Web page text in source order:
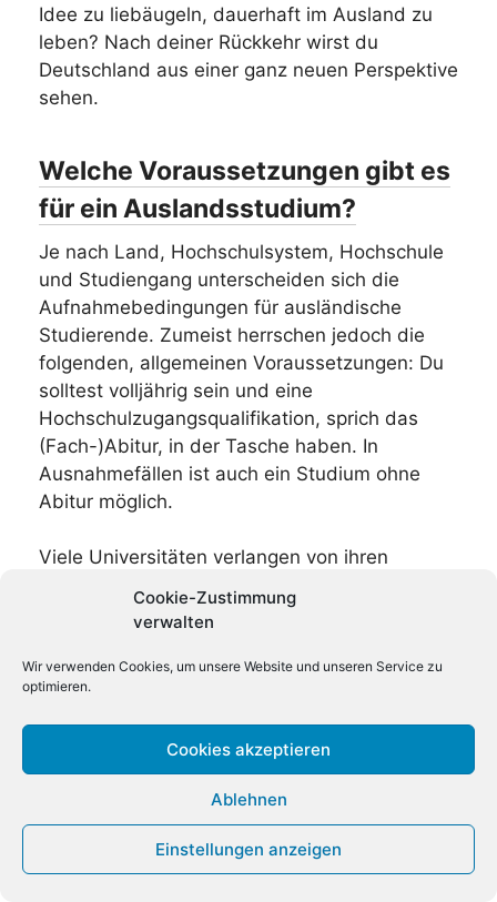
Cookie-Zustimmung
verwalten
Wir verwenden Cookies, um unsere Website und unseren Service zu
optimieren.
Cookies akzeptieren
Ablehnen
Einstellungen anzeigen
Idee zu liebäugeln, dauerhaft im Ausland zu
leben? Nach deiner Rückkehr wirst du
Deutschland aus einer ganz neuen Perspektive
sehen.
Welche Voraussetzungen gibt es
für ein Auslandsstudium?
Je nach Land, Hochschulsystem, Hochschule
und Studiengang unterscheiden sich die
Aufnahmebedingungen für ausländische
Studierende. Zumeist herrschen jedoch die
folgenden, allgemeinen Voraussetzungen: Du
solltest volljährig sein und eine
Hochschulzugangsqualifikation, sprich das
(Fach-)Abitur, in der Tasche haben. In
Ausnahmefällen ist auch ein Studium ohne
Abitur möglich.
Viele Universitäten verlangen von ihren
Bewerbern Mindestzensuren im (Fach-)Abitur
und im bisherigen Studium und/oder ein
Sprachtest. Einige Universitäten haben auch
eigene Aufnahmetests eingeführt, mit denen
sie die Eignung der Bewerber prüfen. Das
können reine Sprachtest sein, aber auch Tests
zum Fach- oder Allgemeinwissen.
in übersetzter Beglaubigung eingereicht